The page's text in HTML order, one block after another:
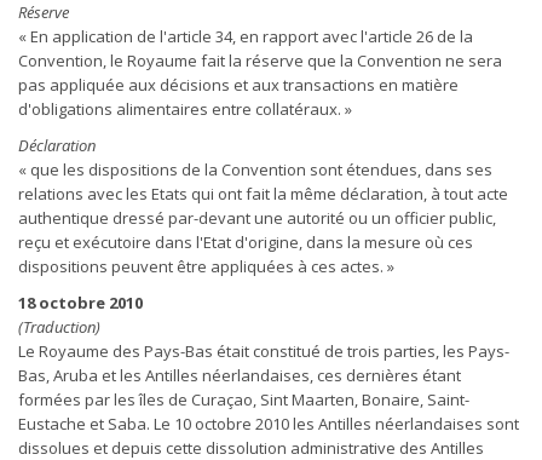
Réserve
« En application de l'article 34, en rapport avec l'article 26 de la
Convention, le Royaume fait la réserve que la Convention ne sera
pas appliquée aux décisions et aux transactions en matière
d'obligations alimentaires entre collatéraux. »
Déclaration
« que les dispositions de la Convention sont étendues, dans ses
relations avec les Etats qui ont fait la même déclaration, à tout acte
authentique dressé par-devant une autorité ou un officier public,
reçu et exécutoire dans l'Etat d'origine, dans la mesure où ces
dispositions peuvent être appliquées à ces actes. »
18 octobre 2010
(Traduction)
Le Royaume des Pays-Bas était constitué de trois parties, les Pays-
Bas, Aruba et les Antilles néerlandaises, ces dernières étant
formées par les îles de Curaçao, Sint Maarten, Bonaire, Saint-
Eustache et Saba. Le 10 octobre 2010 les Antilles néerlandaises sont
dissolues et depuis cette dissolution administrative des Antilles